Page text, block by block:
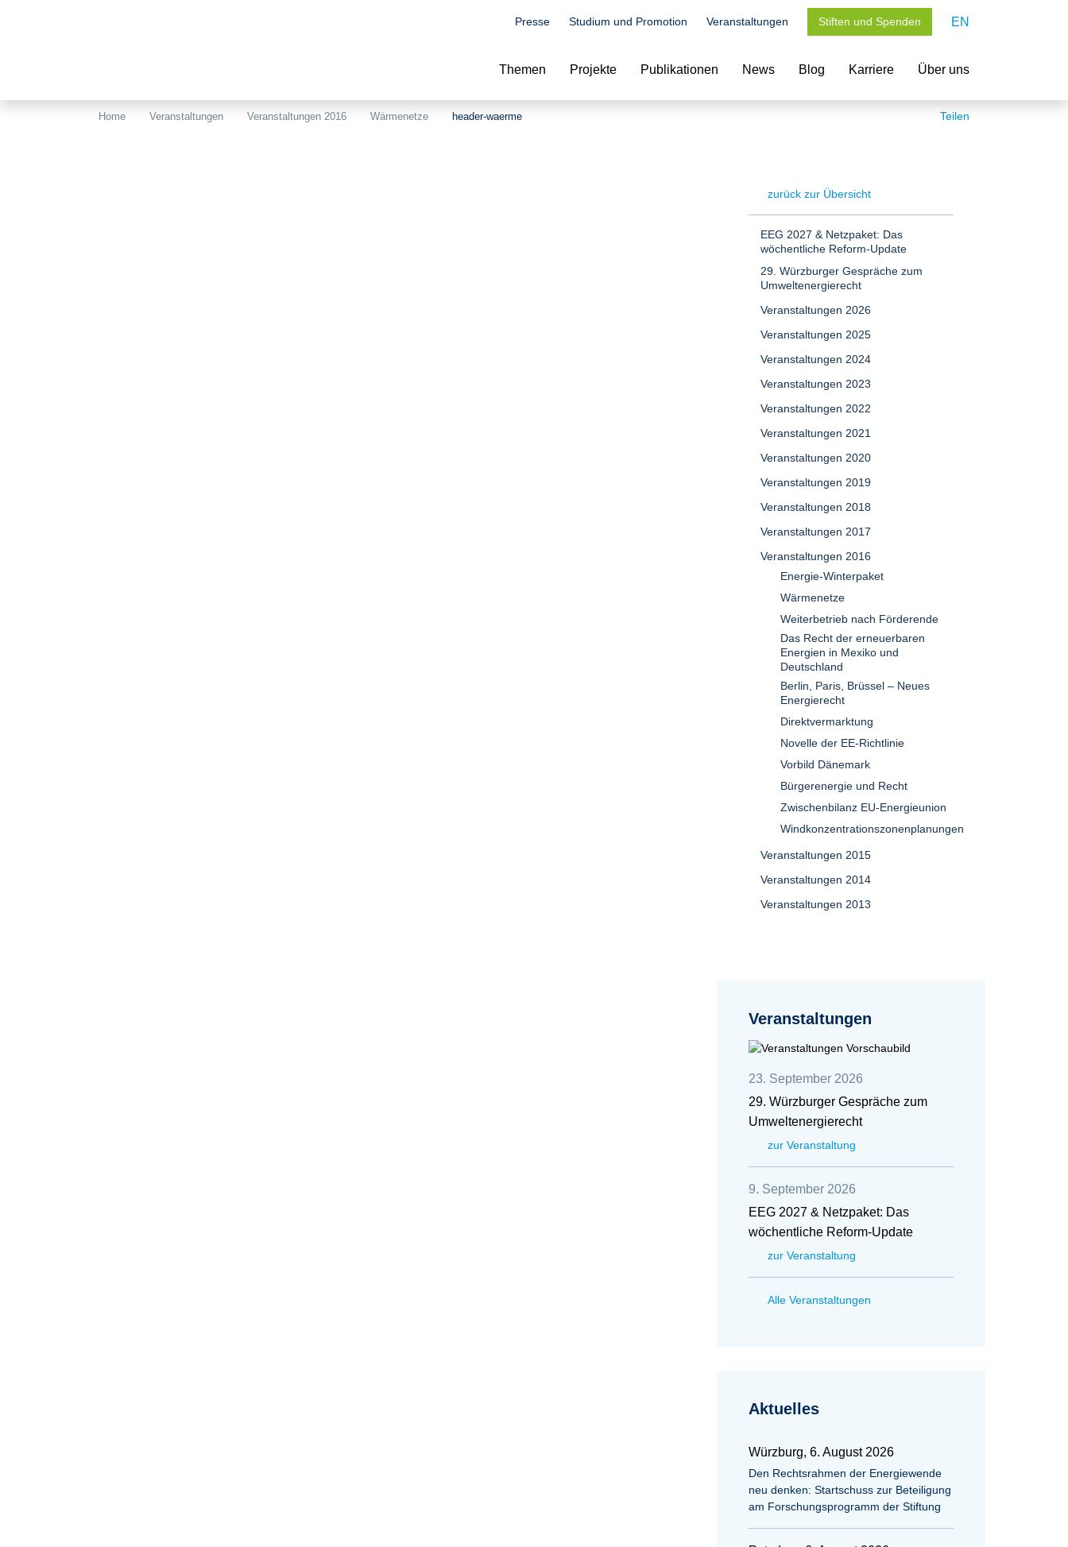
Presse Studium und Promotion Veranstaltungen Stiften und Spenden EN
Themen Projekte Publikationen News Blog Karriere Über uns
Home Veranstaltungen Veranstaltungen 2016 Wärmenetze header-waerme Teilen
zurück zur Übersicht
EEG 2027 & Netzpaket: Das
wöchentliche Reform-Update
29. Würzburger Gespräche zum
Umweltenergierecht
Veranstaltungen 2026
Veranstaltungen 2025
Veranstaltungen 2024
Veranstaltungen 2023
Veranstaltungen 2022
Veranstaltungen 2021
Veranstaltungen 2020
Veranstaltungen 2019
Veranstaltungen 2018
Veranstaltungen 2017
Veranstaltungen 2016
Energie-Winterpaket
Wärmenetze
Weiterbetrieb nach Förderende
Das Recht der erneuerbaren
Energien in Mexiko und
Deutschland
Berlin, Paris, Brüssel – Neues
Energierecht
Direktvermarktung
Novelle der EE-Richtlinie
Vorbild Dänemark
Bürgerenergie und Recht
Zwischenbilanz EU-Energieunion
Windkonzentrationszonenplanungen
Veranstaltungen 2015
Veranstaltungen 2014
Veranstaltungen 2013
Veranstaltungen
23. September 2026
29. Würzburger Gespräche zum
Umweltenergierecht
zur Veranstaltung
9. September 2026
EEG 2027 & Netzpaket: Das
wöchentliche Reform-Update
zur Veranstaltung
Alle Veranstaltungen
Aktuelles
Würzburg, 6. August 2026
Den Rechtsrahmen der Energiewende
neu denken: Startschuss zur Beteiligung
am Forschungsprogramm der Stiftung